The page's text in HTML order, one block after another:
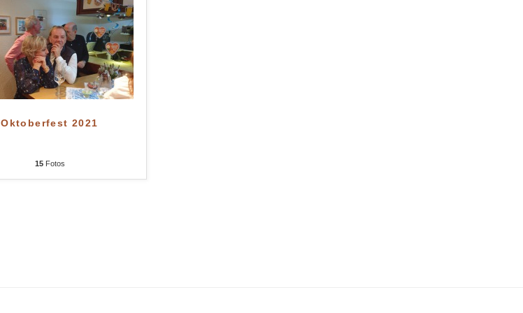
Oktoberfest 2021
15Fotos